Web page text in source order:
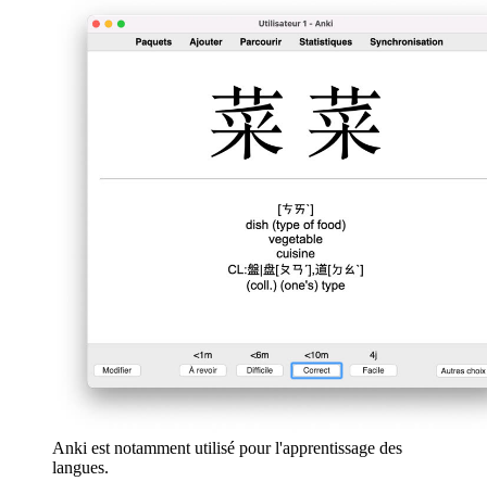
Anki est notamment utilisé pour l'apprentissage des
langues.